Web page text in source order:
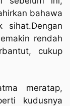
bahawa
rendah
cukup
meratap,
kudusnya